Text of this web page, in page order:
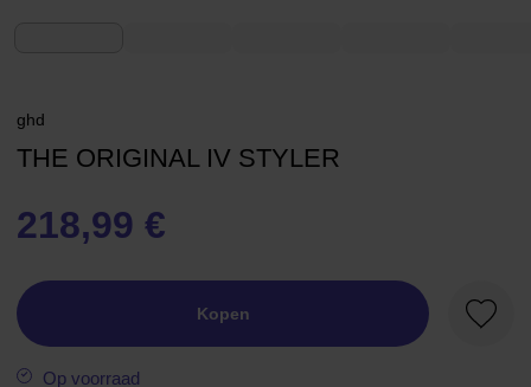
ghd
THE ORIGINAL IV STYLER
218,99 €
Kopen
Op voorraad